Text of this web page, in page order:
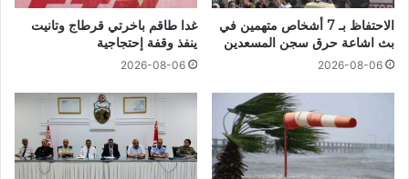
الاحتفاظ بـ 7 أشخاص متهمين في
بث اشاعة حرق سجن المسعدين
2026-08-06
غدا طاقم باخرتي قرطاج وتانيت
ينفذ وقفة إحتجاجية
2026-08-06